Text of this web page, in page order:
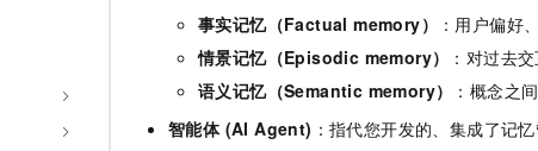
事实记忆（Factual memory）
：用户偏好
情景记忆（Episodic memory）
：对过去
语义记忆（Semantic memory）
：概念之
智能体 (AI Agent) ：指代您开发的、集成了记
大模型解决方案
快速部署 Dify，高效搭建 AI 应用
依托云原生高可用架构,实现Dify私有化部署